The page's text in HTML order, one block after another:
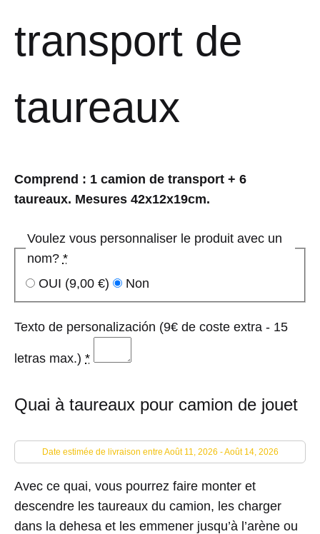
transport de
taureaux
Comprend : 1 camion de transport + 6
taureaux. Mesures 42x12x19cm.
Voulez vous personnaliser le produit avec un
nom? *
OUI (9,00 €) Non
Texto de personalización (9€ de coste extra - 15
letras max.) *
Quai à taureaux pour camion de jouet
Date estimée de livraison entre Août 11, 2026 - Août 14, 2026
Avec ce quai, vous pourrez faire monter et
descendre les taureaux du camion, les charger
dans la dehesa et les emmener jusqu’à l’arène ou